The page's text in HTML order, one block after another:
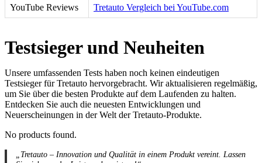
YouTube Reviews Tretauto Vergleich bei YouTube.com
Testsieger und Neuheiten
Unsere umfassenden Tests haben noch keinen eindeutigen
Testsieger für Tretauto hervorgebracht. Wir aktualisieren regelmäßig,
um Sie über die besten Produkte auf dem Laufenden zu halten.
Entdecken Sie auch die neuesten Entwicklungen und
Neuerscheinungen in der Welt der Tretauto-Produkte.
No products found.
„Tretauto – Innovation und Qualität in einem Produkt vereint. Lassen